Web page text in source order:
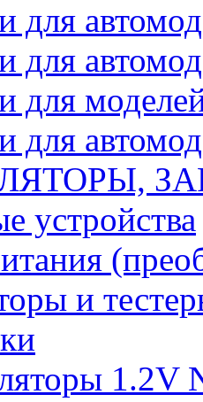
для
для
для
для
устройства
и
1.2V